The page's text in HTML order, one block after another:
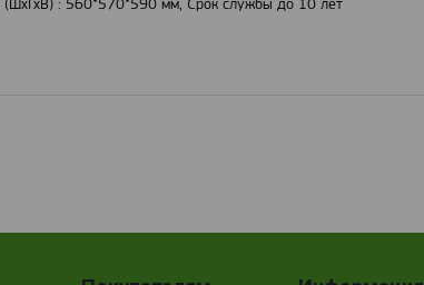
: 560*570*590 мм, Срок службы до 10 лет